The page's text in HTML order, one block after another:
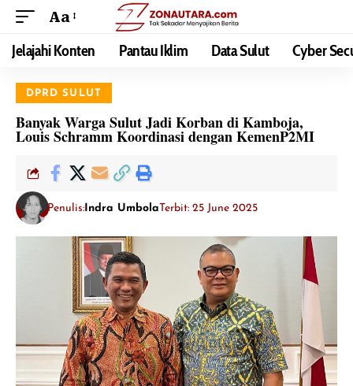
Aa
Jelajahi Konten Pantau Iklim Data Sulut Cyber
DPRD SULUT
Banyak Warga Sulut Jadi Korban di Kamboja,
Louis Schramm Koordinasi dengan KemenP2MI
Penulis: Indra UmbolaTerbit: 25 June 2025